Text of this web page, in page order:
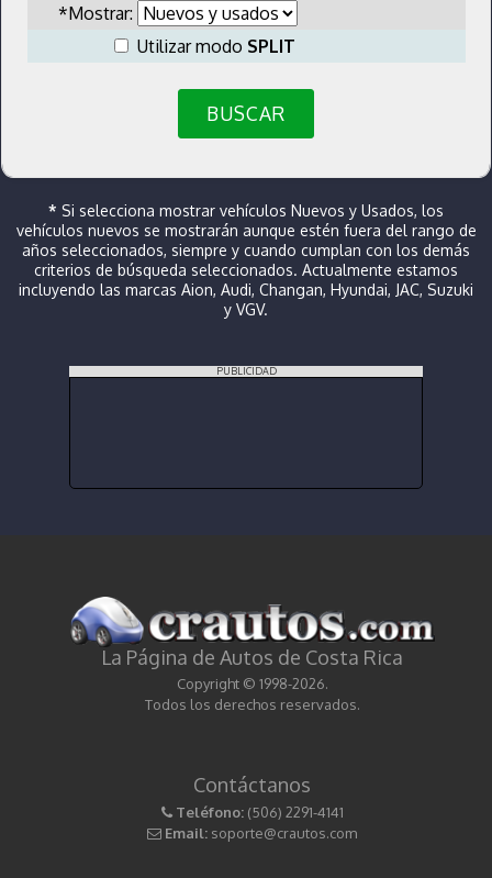
*Mostrar:
Utilizar modo SPLIT
BUSCAR
* Si selecciona mostrar vehículos Nuevos y Usados, los
vehículos nuevos se mostrarán aunque estén fuera del rango de
años seleccionados, siempre y cuando cumplan con los demás
criterios de búsqueda seleccionados. Actualmente estamos
incluyendo las marcas Aion, Audi, Changan, Hyundai, JAC, Suzuki
y VGV.
PUBLICIDAD
La Página de Autos de Costa Rica
Copyright © 1998-2026.
Todos los derechos reservados.
Contáctanos
Teléfono: (506) 2291-4141
Email: soporte@crautos.com